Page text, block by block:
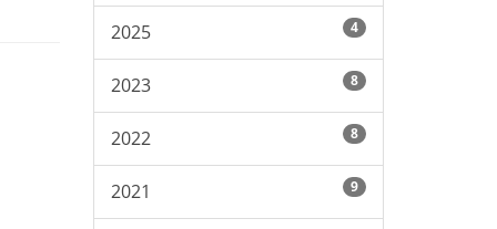
2025 4
2023 8
2022 8
2021 9